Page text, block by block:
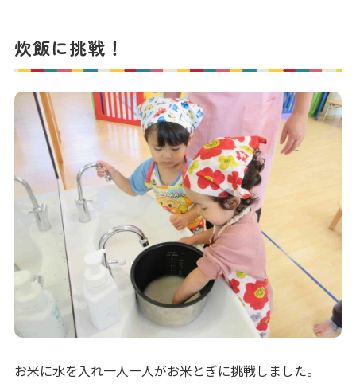
炊飯に挑戦！
お米に水を入れ一人一人がお米とぎに挑戦しました。